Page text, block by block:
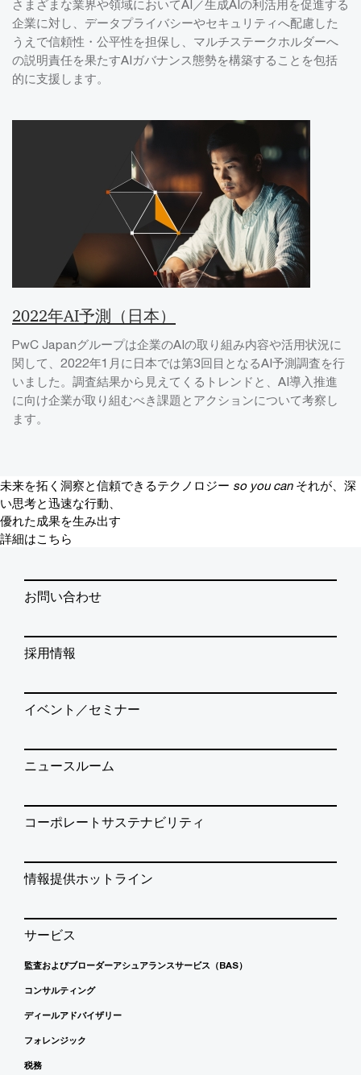
さまざまな業界や領域においてAI／生成AIの利活用を促進する
企業に対し、データプライバシーやセキュリティへ配慮した
うえで信頼性・公平性を担保し、マルチステークホルダーへ
の説明責任を果たすAIガバナンス態勢を構築することを包括
的に支援します。
2022年AI予測（日本）
PwC Japanグループは企業のAIの取り組み内容や活用状況に
関して、2022年1月に日本では第3回目となるAI予測調査を行
いました。調査結果から見えてくるトレンドと、AI導入推進
に向け企業が取り組むべき課題とアクションについて考察し
ます。
未来を拓く洞察と信頼できるテクノロジー so you can それが、深
い思考と迅速な行動、
優れた成果を生み出す
詳細はこちら
お問い合わせ
採用情報
イベント／セミナー
ニュースルーム
コーポレートサステナビリティ
情報提供ホットライン
サービス
監査およびブローダーアシュアランスサービス（BAS）
コンサルティング
ディールアドバイザリー
フォレンジック
税務